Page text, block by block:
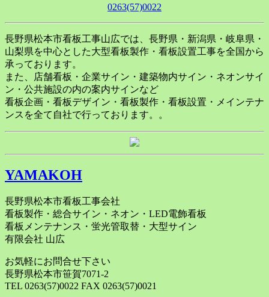
0263(57)0022
長野県松本市看板工事山広では、長野県・新潟県・岐阜県・
山梨県を中心とした大型看板製作・看板設置工事を全国から
承っております。
また、店舗看板・企業サイン・建築物内サイン・ネオンサイ
ン・公共施設の内の案内サインなど
看板企画・看板デザイン・看板製作・看板設置・メインテナ
ンスを全て自社で行っております。。
YAMAKOH
長野県松本市看板工事会社
看板製作・総合サイン・ネオン・LED電飾看板
看板メンテナンス・蛍光管取替・大型サイン
有限会社 山広
お気軽にお問合せ下さい
長野県松本市笹賀7071-2
TEL 0263(57)0022 FAX 0263(57)0021